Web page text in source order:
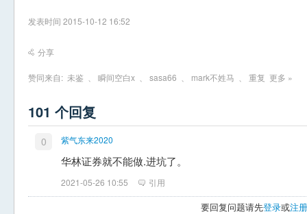
发表时间 2015-10-12 16:52
分享
赞同来自: 未鉴 瞬间空白x sasa66 mark不姓马 重复 更多 »
101 个回复
0 紫气东来2020
华林证券就不能做.进坑了。
2021-05-26 10:55 引用
要回复问题请先登录或注册